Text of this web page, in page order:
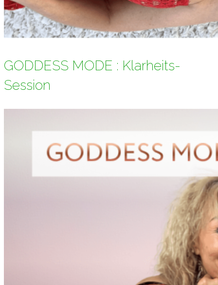
GODDESS MODE : Klarheits-
Session